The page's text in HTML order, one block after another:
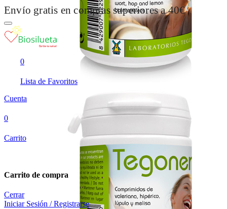
Envío gratis en compras superiores a 40€
0
Lista de Favoritos
Cuenta
0
Carrito
Carrito de compra
Cerrar
Iniciar Sesión / Registrarse